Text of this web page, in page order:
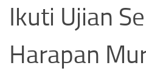
Ikuti Ujian
Harapan